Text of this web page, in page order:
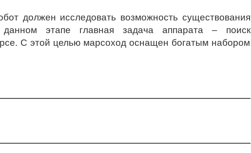
должен исследовать возможность существования
этапе главная задача аппарата – поиск
С этой целью марсоход оснащен богатым набором